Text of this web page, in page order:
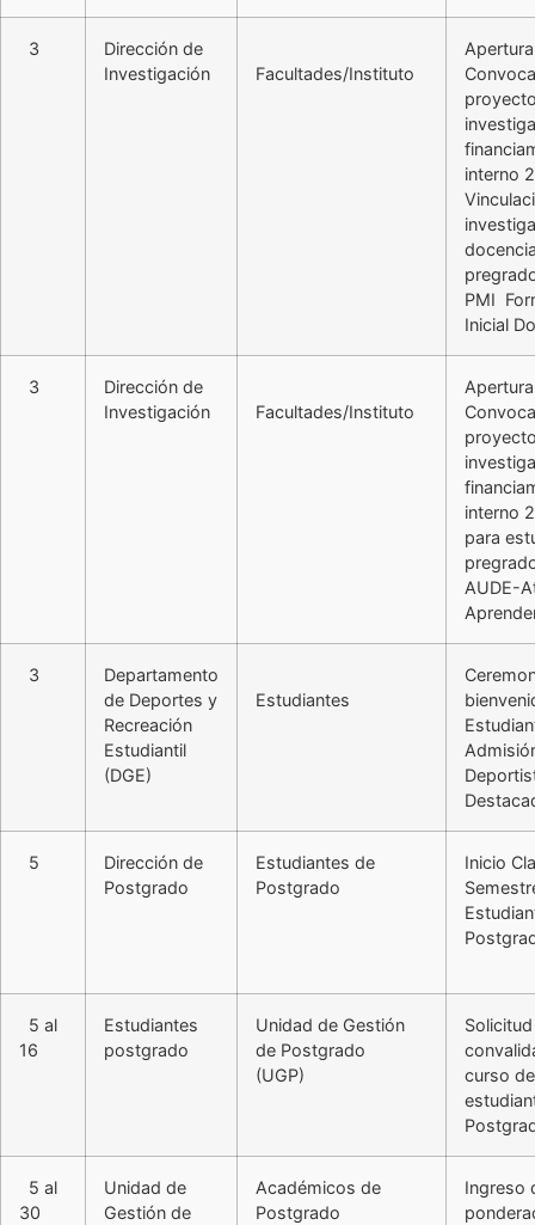
3
Dirección de
Investigación
Facultades/Instituto
Apertura
interno
PMI
Inicial
3
Dirección de
Investigación
Facultades/Instituto
Apertura
interno
para
AUDE-
3
Departamento
de Deportes y
Recreación
Estudiantil
(DGE)
Estudiantes
5
Dirección de
Postgrado
Estudiantes de
Postgrado
Inicio
5 al
16
Estudiantes
postgrado
Unidad de Gestión
de Postgrado
(UGP)
Solicitud
curso de
5 al
30
Unidad de
Gestión de
Académicos de
Postgrado
Ingreso